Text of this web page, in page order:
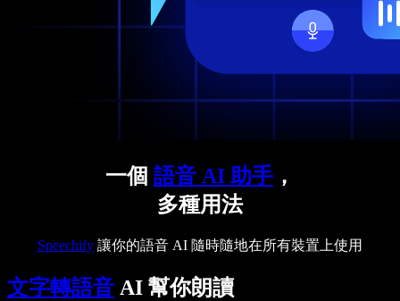
一個 語音 AI 助手 ，
多種用法
Speechify 讓你的語音 AI 隨時隨地在所有裝置上使用
文字轉語音 AI 幫你朗讀